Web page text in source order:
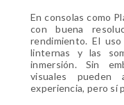
En consolas como
con buena
rendimiento. El
linternas y las
inmersión. Sin
visuales pueden
experiencia, pero sí